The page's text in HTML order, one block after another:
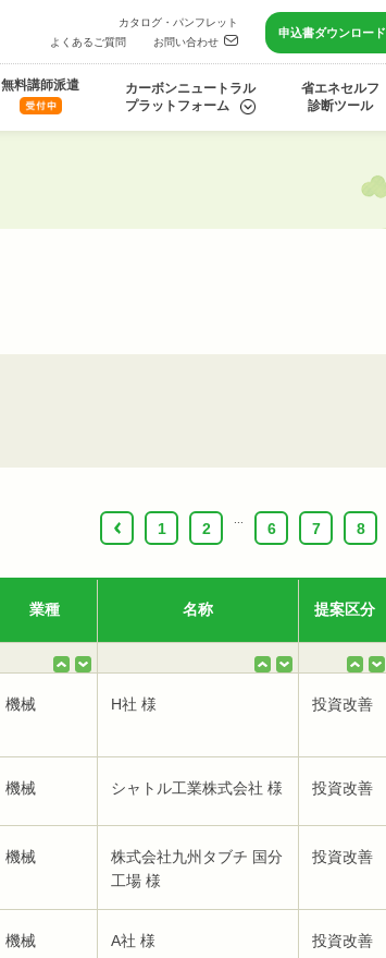
カタログ・パンフレット
よくあるご質問
お問い合わせ
申込書ダウンロード
無料講師派遣
カーボンニュートラル
プラットフォーム
省エネセルフ
診断ツール
‹
1 2 6 7 8
業種 名称 提案区分
機械 H社 様 投資改善
機械 シャトル工業株式会社 様 投資改善
機械
株式会社九州タブチ 国分
工場 様
投資改善
機械 A社 様 投資改善